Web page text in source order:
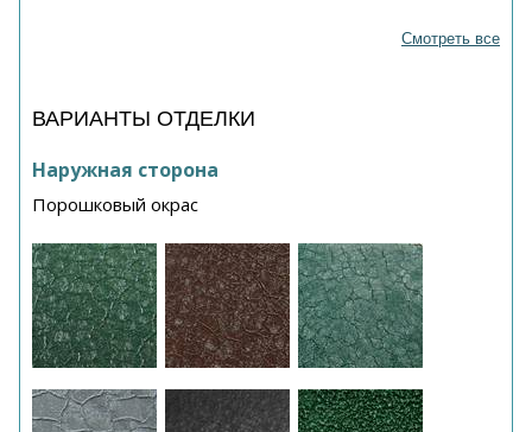
Смотреть все
ВАРИАНТЫ ОТДЕЛКИ
Наружная сторона
Порошковый окрас